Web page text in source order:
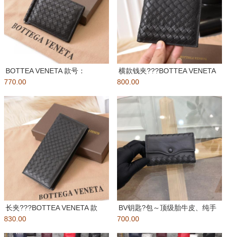
BOTTEA VENETA 款号：
882536#9001
770.00
横款钱夹???BOTTEA VENETA
款号：1965
800.00
长夹???BOTTEA VENETA 款
号：199507
830.00
BV钥匙?包～顶级胎牛皮、纯手
工编织 钥匙? 还可放现金哦
700.00